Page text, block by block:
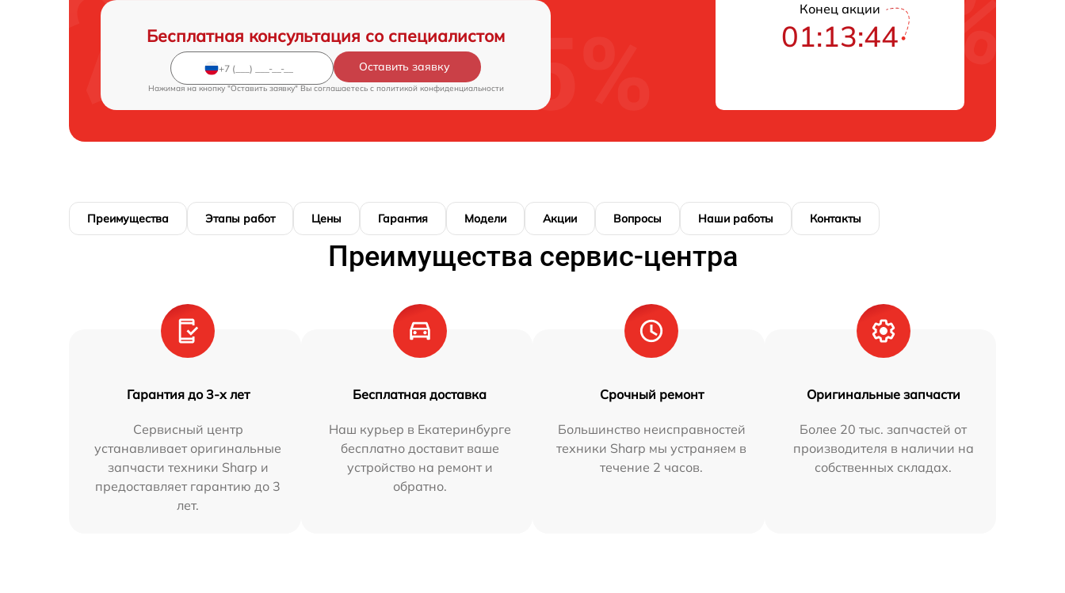
Бесплатная консультация со специалистом
Оставить заявку
Нажимая на кнопку "Оставить заявку" Вы соглашаетесь c политикой конфиденциальности
Конец акции
01:13:43
Преимущества Этапы работ Цены Гарантия Модели Акции Вопросы Наши работы Контакты
Преимущества сервис-центра
Гарантия до 3-х лет
Сервисный центр
устанавливает оригинальные
запчасти техники Sharp и
предоставляет гарантию до 3
лет.
Бесплатная доставка
Наш курьер в Екатеринбурге
бесплатно доставит ваше
устройство на ремонт и
обратно.
Срочный ремонт
Большинство неисправностей
техники Sharp мы устраняем в
течение 2 часов.
Оригинальные запчасти
Более 20 тыс. запчастей от
производителя в наличии на
собственных складах.